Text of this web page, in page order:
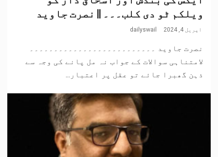
ویلکم ٹو دی کلب۔۔۔ || نصرت جاوید
اپریل 4, 2024 dailyswail
نصرت جاوید ۔۔۔۔۔۔۔۔۔۔۔۔۔۔۔۔۔۔۔۔۔۔۔۔۔۔
لامتناہی سوالات کے جواب نہ مل پانے کی وجہ سے
ذہن گھبرا جائے تو عقل پر اعتبار...